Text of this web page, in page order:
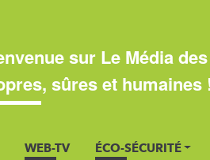
sur Le Média
sûres et humaines
WEB-TV ÉCO-SÉCURITÉ